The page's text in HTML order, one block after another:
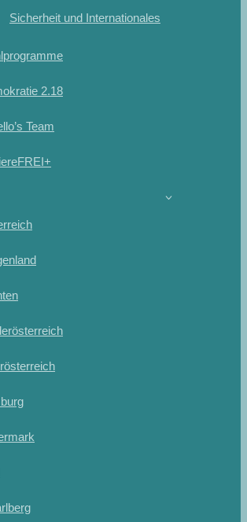
Sicherheit und Internationales
2.18
Team